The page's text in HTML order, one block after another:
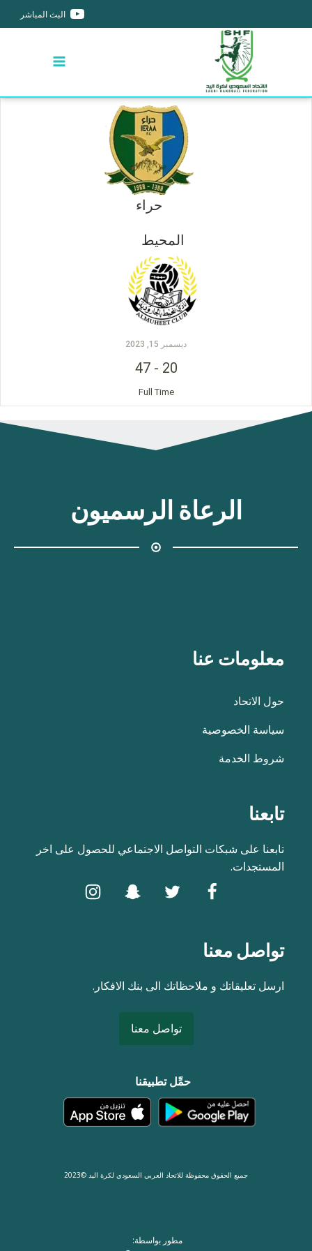
البث المباشر
حراء
المحيط
ديسمبر 15, 2023
20
-
47
Full Time
الرعاة الرسميون
معلومات عنا
حول الاتحاد
سياسة الخصوصية
شروط الخدمة
تابعنا
تابعنا على شبكات التواصل الاجتماعي للحصول على اخر
المستجدات.
تواصل معنا
ارسل تعليقاتك و ملاحظاتك الى بنك الافكار.
تواصل معنا
حمِّل تطبيقنا
جميع الحقوق محفوظة للاتحاد العربي السعودي لكرة اليد ©2023
مطور بواسطة: